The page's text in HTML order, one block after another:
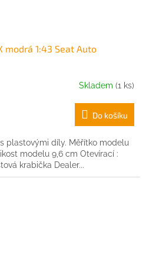
modrá 1:43 Seat Auto
Skladem (1 ks)
Do košíku
plastovými díly. Měřítko modelu
modelu 9,6 cm Otevírací :
krabička Dealer...